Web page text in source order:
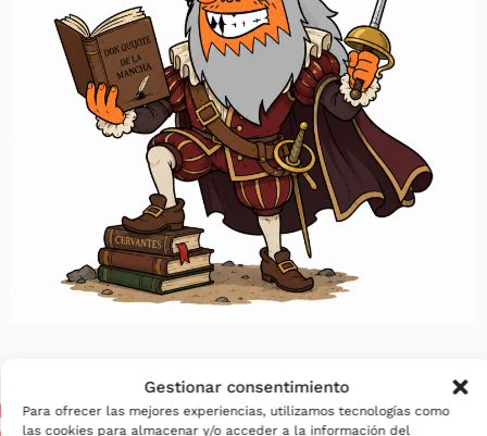
Gestionar consentimiento
Para ofrecer las mejores experiencias, utilizamos tecnologías como
las cookies para almacenar y/o acceder a la información del